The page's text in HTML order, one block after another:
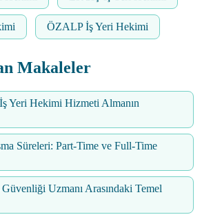
ÖZALP İş Yeri Hekimi
Makaleler
Yeri Hekimi Hizmeti Almanın
Süreleri: Part-Time ve Full-Time
Uzmanı Arasındaki Temel